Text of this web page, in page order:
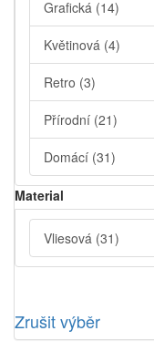
Grafická (14)
Květinová (4)
Retro (3)
Přírodní (21)
Domácí (31)
Material
Vliesová (31)
Zrušit výběr